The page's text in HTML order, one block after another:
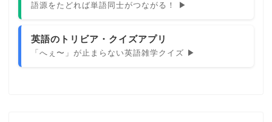
語源をたどれば単語同士がつながる！ ▶
英語のトリビア・クイズアプリ
「へぇ〜」が止まらない英語雑学クイズ ▶